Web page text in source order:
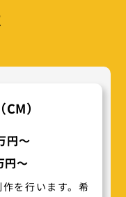
）
円〜
円〜
を行います。希